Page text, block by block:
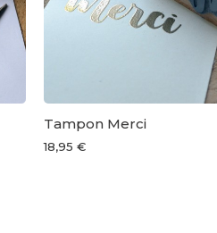
Tampon Merci
18,95 €